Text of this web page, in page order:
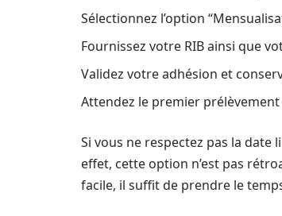
Sélectionnez l’option
Fournissez votre RIB ainsi que
Validez votre adhésion et
Attendez le premier
Si vous ne respectez pas la date
effet, cette option n’est pas
facile, il suffit de prendre le